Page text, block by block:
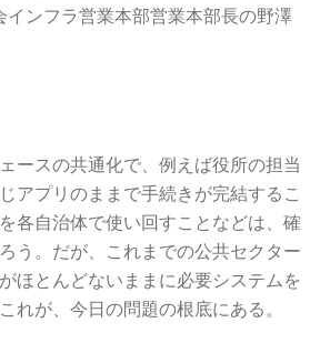
インフラ営業本部営業本部長の野澤
ースの共通化で、例えば役所の担当
アプリのままで手続きが完結するこ
各自治体で使い回すことなどは、確
う。だが、これまでの公共セクター
ほとんどないままに必要システムを
れが、今日の問題の根底にある。